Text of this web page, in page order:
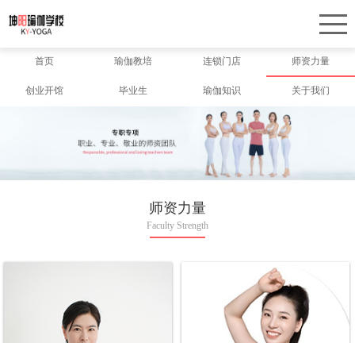
首页 瑜伽教培 连锁门店 师资力量
创业开馆 毕业生 瑜伽知识 关于我们
师资力量
Faculty Strength